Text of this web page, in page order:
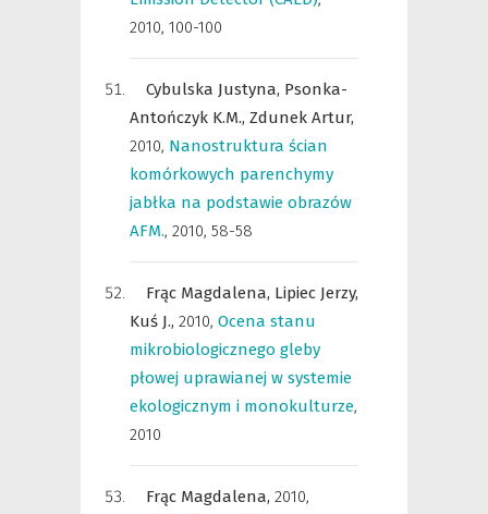
2010, 100-100
Cybulska Justyna, Psonka-
Antończyk K.M., Zdunek Artur,
2010, Nanostruktura ścian
komórkowych parenchymy
jabłka na podstawie obrazów
AFM., 2010, 58-58
Frąc Magdalena, Lipiec Jerzy,
Kuś J., 2010, Ocena stanu
mikrobiologicznego gleby
płowej uprawianej w systemie
ekologicznym i monokulturze,
2010
Frąc Magdalena, 2010,